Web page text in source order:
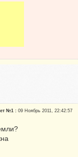
№1 :09 Ноябрь 2011, 22:42:57